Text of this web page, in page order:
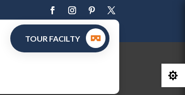
TOUR FACILTY
